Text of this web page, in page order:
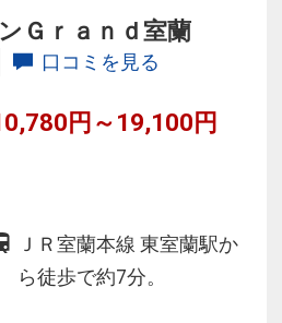
、男女共用の岩盤浴、洞
Ｇｒａｎｄ室蘭
口コミを見る
円～19,100円
ＪＲ室蘭本線 東室蘭駅か
ら徒歩で約7分。